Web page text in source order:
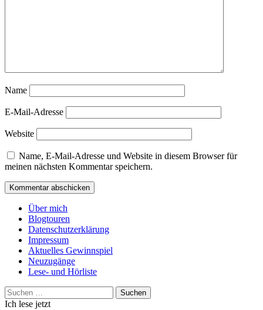
Name
E-Mail-Adresse
Website
Name, E-Mail-Adresse und Website in diesem Browser für
meinen nächsten Kommentar speichern.
Über mich
Blogtouren
Datenschutzerklärung
Impressum
Aktuelles Gewinnspiel
Neuzugänge
Lese- und Hörliste
Suchen
nach:
Ich lese jetzt